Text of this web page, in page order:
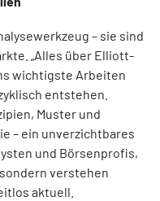
– sie sind
„Alles über Elliott-
wichtigste Arbeiten
entstehen.
Muster und
– ein unverzichtbares
und Börsenprofis,
verstehen
aktuell.